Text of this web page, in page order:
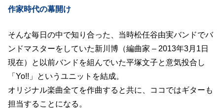
作家時代の幕開け
そんな毎日の中で知り合った、当時松任谷由実バンドでバ
ンドマスターをしていた新川博（編曲家 – 2013年3月1日
現在）と以前バンドを組んでいた平塚文子と意気投合し
「Yo!!」というユニットを結成。
オリジナル楽曲全てを作曲すると共に、ココではギターも
担当することになる。